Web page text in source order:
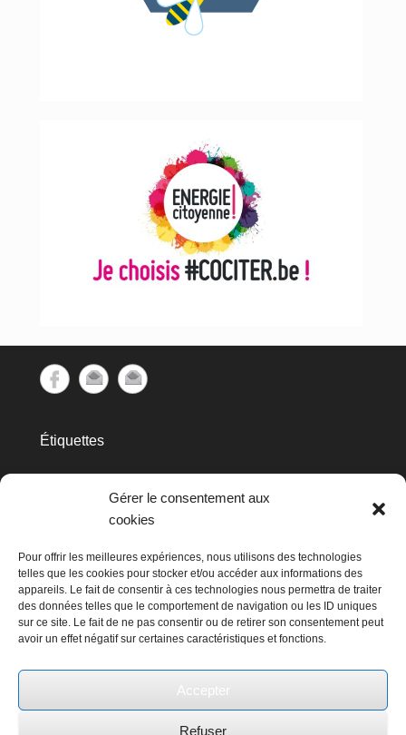
Gérer le consentement aux
cookies
Pour offrir les meilleures expériences, nous utilisons des technologies
telles que les cookies pour stocker et/ou accéder aux informations des
appareils. Le fait de consentir à ces technologies nous permettra de traiter
des données telles que le comportement de navigation ou les ID uniques
sur ce site. Le fait de ne pas consentir ou de retirer son consentement peut
avoir un effet négatif sur certaines caractéristiques et fonctions.
Accepter
Refuser
Étiquettes
cec
Clavier Condruses
hydraulique HYDRO Day
hydroélectricité kissbankers Les
Avins Marchin mis en avant
roueSagebien